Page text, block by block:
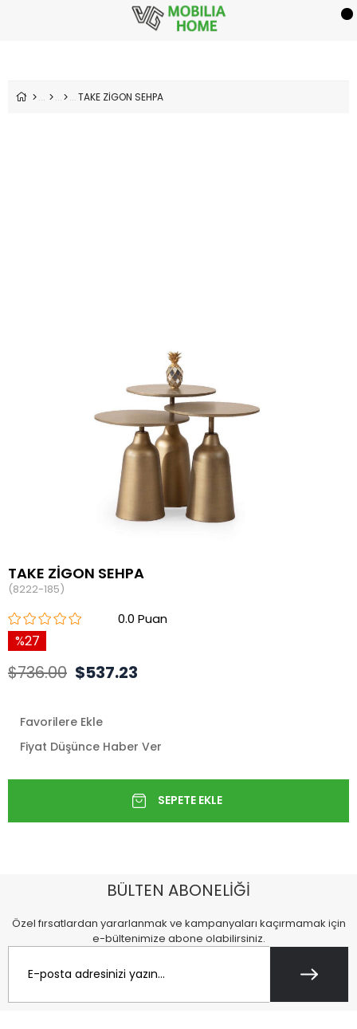
TAKE ZİGON SEHPA
TAKE ZİGON SEHPA
(8222-185)
0.0
27
$736.00 $537.23
Favorilere Ekle
Fiyat Düşünce Haber Ver
BÜLTEN ABONELİĞİ
Özel fırsatlardan yararlanmak ve kampanyaları kaçırmamak için
e-bültenimize abone olabilirsiniz.